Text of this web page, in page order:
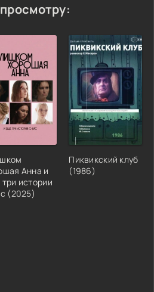
Анна и
истории
(2025)
Пиквикский клуб
(1986)